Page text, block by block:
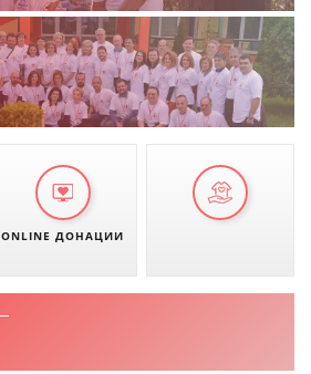
ONLINE ДОНАЦИИ